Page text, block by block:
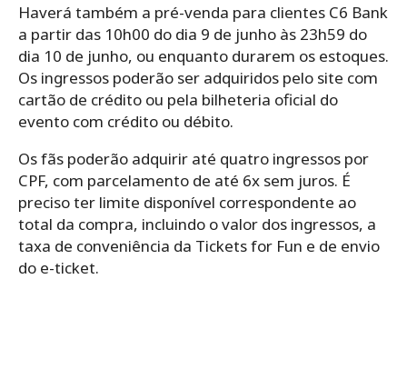
Haverá também a pré-venda para clientes C6 Bank
a partir das 10h00 do dia 9 de junho às 23h59 do
dia 10 de junho, ou enquanto durarem os estoques.
Os ingressos poderão ser adquiridos pelo site com
cartão de crédito ou pela bilheteria oficial do
evento com crédito ou débito.
Os fãs poderão adquirir até quatro ingressos por
CPF, com parcelamento de até 6x sem juros. É
preciso ter limite disponível correspondente ao
total da compra, incluindo o valor dos ingressos, a
taxa de conveniência da Tickets for Fun e de envio
do e-ticket.